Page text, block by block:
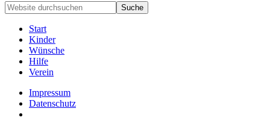
Handarbeiten
für
besondere
Kinder
deren
Familien
Website
durchsuchen
Start
Kinder
Wünsche
Hilfe
Verein
Impressum
Datenschutz